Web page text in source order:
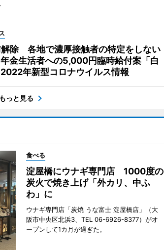
除 各地で濃厚接触者の特定をしない
金生活者への5,000円臨時給付案「白
年新型コロナウイルス情報
もっと見る
食べる
淀屋橋にウナギ専門店 1000度の
炭火で焼き上げ「外カリ、中ふ
わ」に
ウナギ専門店「炭焼 うな富士 淀屋橋店」（大
阪市中央区北浜3、TEL 06-6926-8377）がオ
ープンして1カ月が過ぎた。